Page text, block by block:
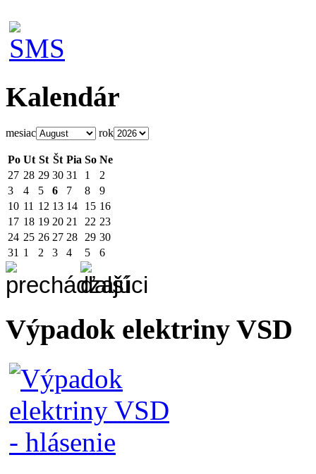
Kalendár
mesiac rok
Po Ut St Št Pia So Ne
27 28 29 30 31 1
2
3
4 5 6 7 8
9
10 11 12 13 14 15 16
17 18 19 20 21 22 23
24 25 26 27 28 29 30
31 1 2 3 4 5 6
Výpadok elektriny VSD